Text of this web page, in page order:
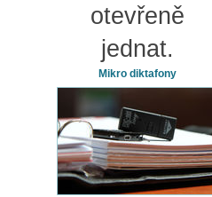
otevřeně
jednat.
Mikro diktafony